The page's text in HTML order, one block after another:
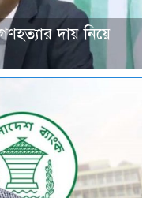
দায় নিয়ে